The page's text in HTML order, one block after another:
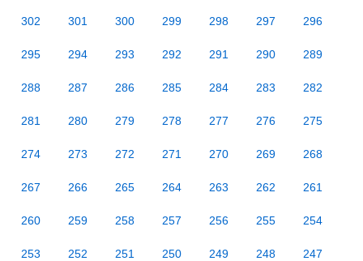
302 301 300 299 298 297 296
295 294 293 292 291 290 289
288 287 286 285 284 283 282
281 280 279 278 277 276 275
274 273 272 271 270 269 268
267 266 265 264 263 262 261
260 259 258 257 256 255 254
253 252 251 250 249 248 247